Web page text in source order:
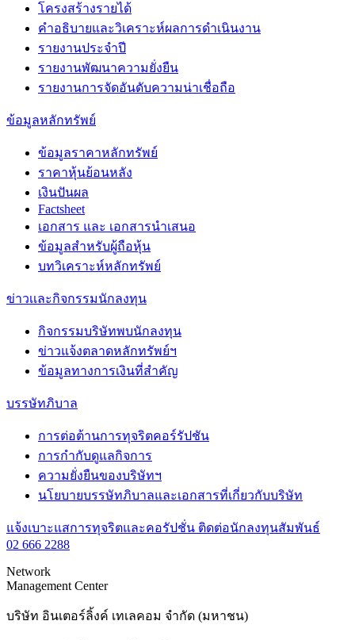
โครงสร้างรายได้
คำอธิบายและวิเคราะห์ผลการดำเนินงาน
รายงานประจำปี
รายงานพัฒนาความยั่งยืน
รายงานการจัดอันดับความน่าเชื่อถือ
ข้อมูลหลักทรัพย์
ข้อมูลราคาหลักทรัพย์
ราคาหุ้นย้อนหลัง
เงินปันผล
Factsheet
เอกสาร และ เอกสารนำเสนอ
ข้อมูลสำหรับผู้ถือหุ้น
บทวิเคราะห์หลักทรัพย์
ข่าวเเละกิจกรรมนักลงทุน
กิจกรรมบริษัทพบนักลงทุน
ข่าวแจ้งตลาดหลักทรัพย์ฯ
ข้อมูลทางการเงินที่สำคัญ
บรรษัทภิบาล
การต่อต้านการทุจริตคอร์รัปชัน
การกำกับดูแลกิจการ
ความยั่งยืนของบริษัทฯ
นโยบายบรรษัทภิบาลและเอกสารที่เกี่ยวกับบริษัท
แจ้งเบาะแสการทุจริตและคอรัปชั่น ติดต่อนักลงทุนสัมพันธ์
02 666 2288
Network
Management Center
บริษัท อินเตอร์ลิ้งค์ เทเลคอม จำกัด (มหาชน)